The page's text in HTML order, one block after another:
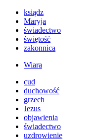
ksiądz
Maryja
świadectwo
świętość
zakonnica
Wiara
cud
duchowość
grzech
Jezus
objawienia
świadectwo
uzdrowienie